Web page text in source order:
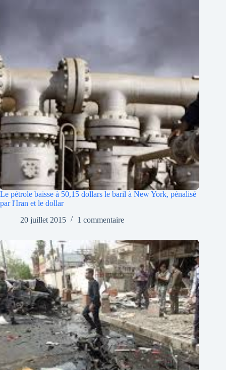
Le pétrole baisse à 50,15 dollars le baril à New York, pénalisé
par l'Iran et le dollar
20 juillet 2015
1 commentaire